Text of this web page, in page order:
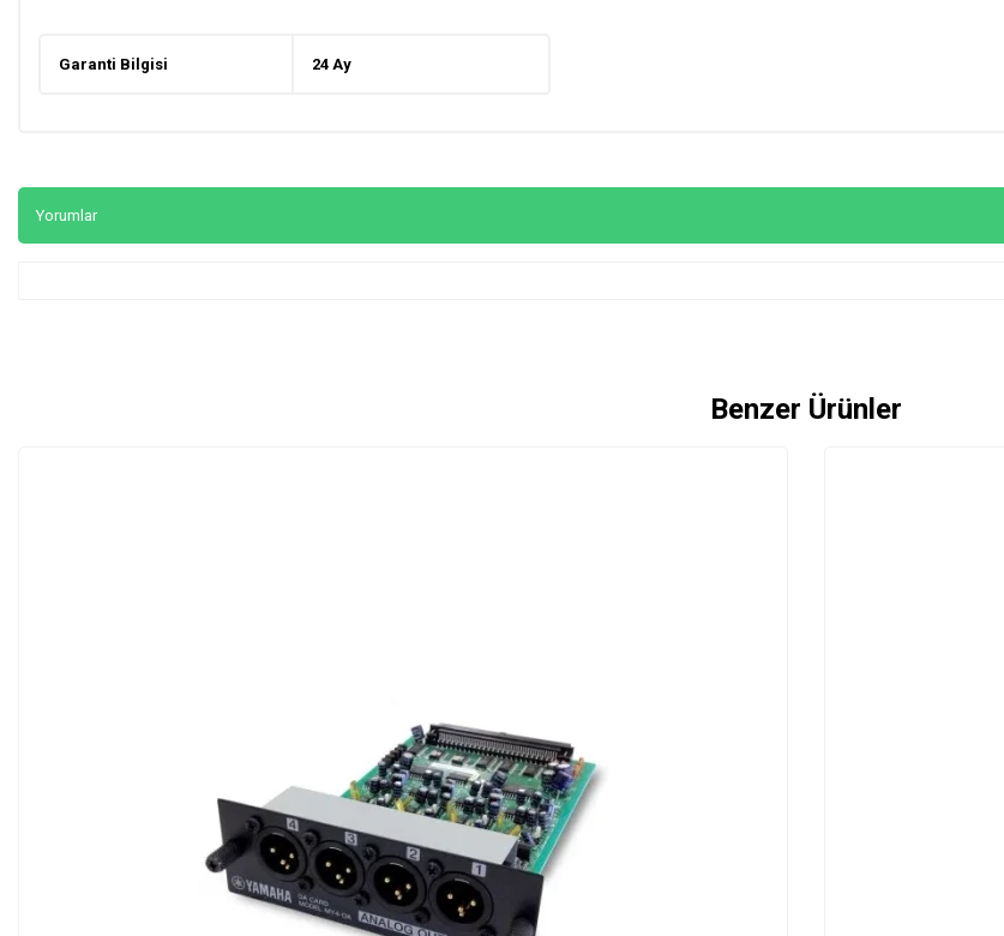
Garanti Bilgisi 24 Ay
Yorumlar
Benzer Ürünler